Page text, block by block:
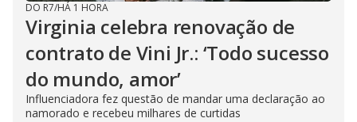
DO R7/HÁ 1 HORA
Virginia celebra renovação de
contrato de Vini Jr.: ‘Todo sucesso
do mundo, amor’
Influenciadora fez questão de mandar uma declaração ao
namorado e recebeu milhares de curtidas